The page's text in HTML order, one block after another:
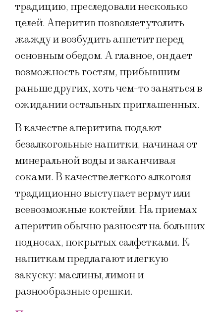
традицию, преследовали несколько
целей. Аперитив позволяет утолить
жажду и возбудить аппетит перед
основным обедом. А главное, он дает
возможность гостям, прибывшим
раньше других, хоть чем-то заняться в
ожидании остальных приглашенных.
В качестве аперитива подают
безалкогольные напитки, начиная от
минеральной воды и заканчивая
соками. В качестве легкого алкоголя
традиционно выступает вермут или
всевозможные коктейли. На приемах
аперитив обычно разносят на больших
подносах, покрытых салфетками. К
напиткам предлагают и легкую
закуску: маслины, лимон и
разнообразные орешки.